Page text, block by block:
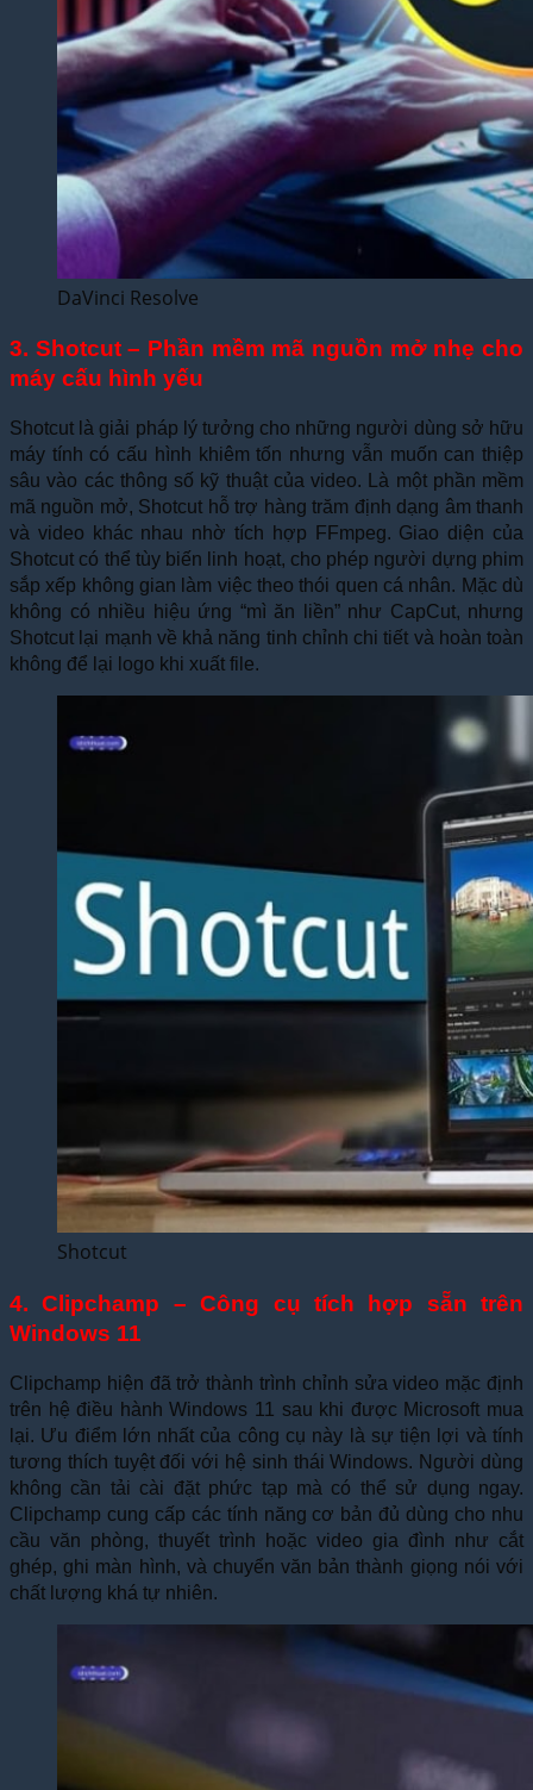
DaVinci Resolve
3. Shotcut – Phần mềm mã nguồn mở nhẹ cho
máy cấu hình yếu
Shotcut là giải pháp lý tưởng cho những người dùng sở hữu
máy tính có cấu hình khiêm tốn nhưng vẫn muốn can thiệp
sâu vào các thông số kỹ thuật của video. Là một phần mềm
mã nguồn mở, Shotcut hỗ trợ hàng trăm định dạng âm thanh
và video khác nhau nhờ tích hợp FFmpeg. Giao diện của
Shotcut có thể tùy biến linh hoạt, cho phép người dựng phim
sắp xếp không gian làm việc theo thói quen cá nhân. Mặc dù
không có nhiều hiệu ứng “mì ăn liền” như CapCut, nhưng
Shotcut lại mạnh về khả năng tinh chỉnh chi tiết và hoàn toàn
không để lại logo khi xuất file.
Shotcut
4. Clipchamp – Công cụ tích hợp sẵn trên
Windows 11
Clipchamp hiện đã trở thành trình chỉnh sửa video mặc định
trên hệ điều hành Windows 11 sau khi được Microsoft mua
lại. Ưu điểm lớn nhất của công cụ này là sự tiện lợi và tính
tương thích tuyệt đối với hệ sinh thái Windows. Người dùng
không cần tải cài đặt phức tạp mà có thể sử dụng ngay.
Clipchamp cung cấp các tính năng cơ bản đủ dùng cho nhu
cầu văn phòng, thuyết trình hoặc video gia đình như cắt
ghép, ghi màn hình, và chuyển văn bản thành giọng nói với
chất lượng khá tự nhiên.